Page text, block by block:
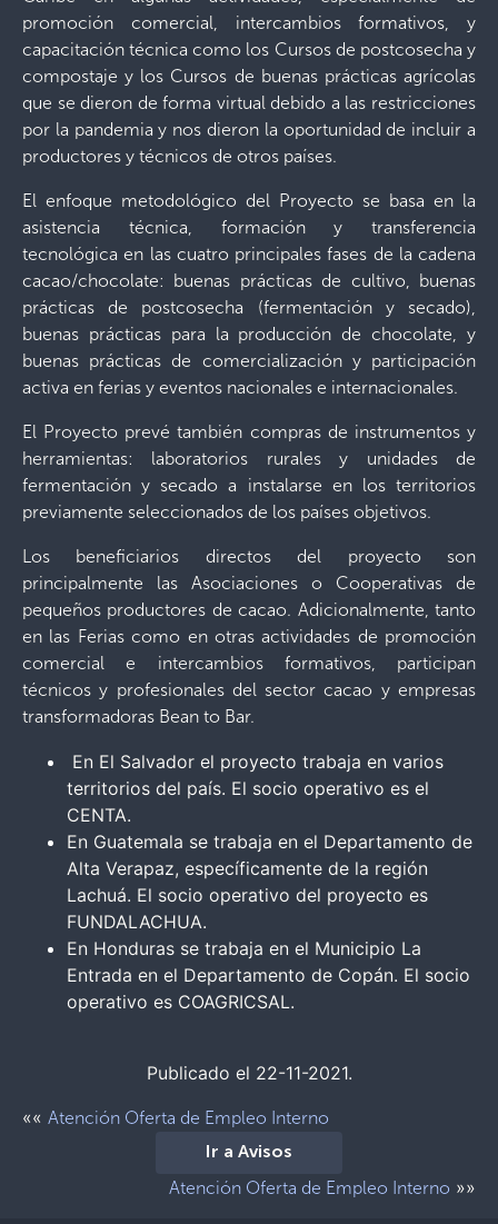
promoción comercial, intercambios formativos, y
capacitación técnica como los Cursos de postcosecha y
compostaje y los Cursos de buenas prácticas agrícolas
que se dieron de forma virtual debido a las restricciones
por la pandemia y nos dieron la oportunidad de incluir a
productores y técnicos de otros países.
El enfoque metodológico del Proyecto se basa en la
asistencia técnica, formación y transferencia
tecnológica en las cuatro principales fases de la cadena
cacao/chocolate: buenas prácticas de cultivo, buenas
prácticas de postcosecha (fermentación y secado),
buenas prácticas para la producción de chocolate, y
buenas prácticas de comercialización y participación
activa en ferias y eventos nacionales e internacionales.
El Proyecto prevé también compras de instrumentos y
herramientas: laboratorios rurales y unidades de
fermentación y secado a instalarse en los territorios
previamente seleccionados de los países objetivos.
Los beneficiarios directos del proyecto son
principalmente las Asociaciones o Cooperativas de
pequeños productores de cacao. Adicionalmente, tanto
en las Ferias como en otras actividades de promoción
comercial e intercambios formativos, participan
técnicos y profesionales del sector cacao y empresas
transformadoras Bean to Bar.
En El Salvador el proyecto trabaja en varios
territorios del país. El socio operativo es el
CENTA.
En Guatemala se trabaja en el Departamento de
Alta Verapaz, específicamente de la región
Lachuá. El socio operativo del proyecto es
FUNDALACHUA.
En Honduras se trabaja en el Municipio La
Entrada en el Departamento de Copán. El socio
operativo es COAGRICSAL.
Publicado el 22-11-2021.
«« Atención Oferta de Empleo Interno
Ir a Avisos
Atención Oferta de Empleo Interno »»